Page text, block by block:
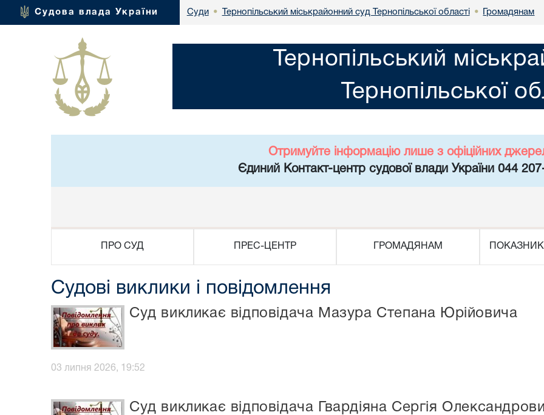
Судова влада України Суди • Тернопільський міськрайонний суд Тернопільської області • Громадянам
Тернопільський
Тернопільської
Отримуйте інформацію лише з офіційних
Єдиний Контакт-центр судової влади України 044
ПРО СУД ПРЕС-ЦЕНТР ГРОМАДЯНАМ
Судові виклики і повідомлення
Суд викликає відповідача Мазура Степана Юрійовича
03 липня 2026, 19:52
Суд викликає відповідача Гвардіяна Сергія